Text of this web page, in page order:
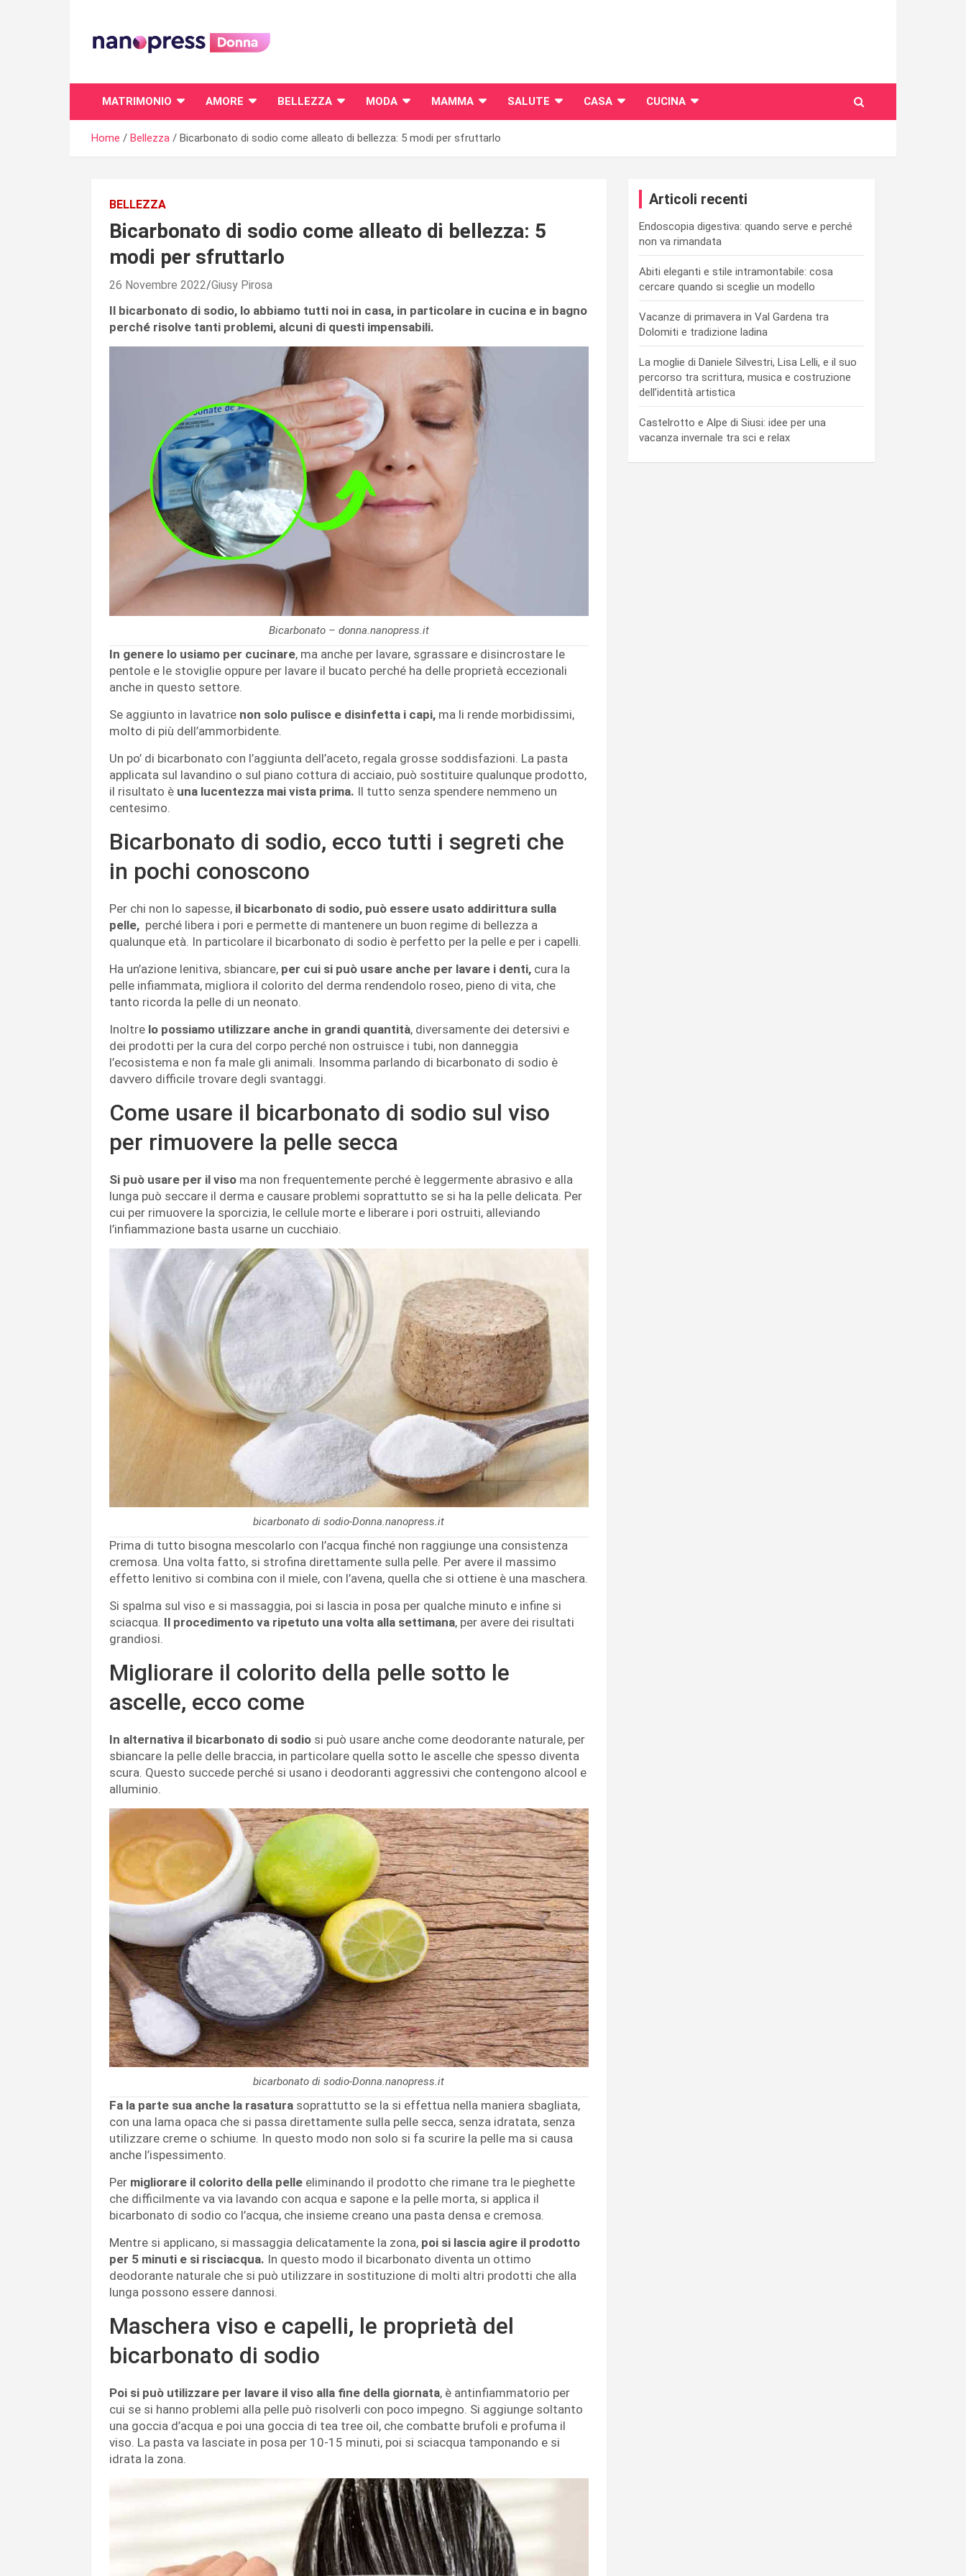
content
MATRIMONIO AMORE BELLEZZA MODA MAMMA SALUTE CASA CUCINA
Home Bellezza Bicarbonato di sodio come alleato di bellezza: 5 modi per sfruttarlo
BELLEZZA
Bicarbonato di sodio come alleato di bellezza: 5
modi per sfruttarlo
26 Novembre 2022 Giusy Pirosa
Il bicarbonato di sodio, lo abbiamo tutti noi in casa, in particolare in cucina e in bagno
perché risolve tanti problemi, alcuni di questi impensabili.
Bicarbonato – donna.nanopress.it
In genere lo usiamo per cucinare, ma anche per lavare, sgrassare e disincrostare le
pentole e le stoviglie oppure per lavare il bucato perché ha delle proprietà eccezionali
anche in questo settore.
Se aggiunto in lavatrice non solo pulisce e disinfetta i capi, ma li rende morbidissimi,
molto di più dell’ammorbidente.
Un po’ di bicarbonato con l’aggiunta dell’aceto, regala grosse soddisfazioni. La pasta
applicata sul lavandino o sul piano cottura di acciaio, può sostituire qualunque prodotto,
il risultato è una lucentezza mai vista prima. Il tutto senza spendere nemmeno un
centesimo.
Bicarbonato di sodio, ecco tutti i segreti che
in pochi conoscono
Per chi non lo sapesse, il bicarbonato di sodio, può essere usato addirittura sulla
pelle, perché libera i pori e permette di mantenere un buon regime di bellezza a
qualunque età. In particolare il bicarbonato di sodio è perfetto per la pelle e per i capelli.
Ha un’azione lenitiva, sbiancare, per cui si può usare anche per lavare i denti, cura la
pelle infiammata, migliora il colorito del derma rendendolo roseo, pieno di vita, che
tanto ricorda la pelle di un neonato.
Inoltre lo possiamo utilizzare anche in grandi quantità, diversamente dei detersivi e
dei prodotti per la cura del corpo perché non ostruisce i tubi, non danneggia
l’ecosistema e non fa male gli animali. Insomma parlando di bicarbonato di sodio è
davvero difficile trovare degli svantaggi.
Come usare il bicarbonato di sodio sul viso
per rimuovere la pelle secca
Si può usare per il viso ma non frequentemente perché è leggermente abrasivo e alla
lunga può seccare il derma e causare problemi soprattutto se si ha la pelle delicata. Per
cui per rimuovere la sporcizia, le cellule morte e liberare i pori ostruiti, alleviando
l’infiammazione basta usarne un cucchiaio.
bicarbonato di sodio-Donna.nanopress.it
Prima di tutto bisogna mescolarlo con l’acqua finché non raggiunge una consistenza
cremosa. Una volta fatto, si strofina direttamente sulla pelle. Per avere il massimo
effetto lenitivo si combina con il miele, con l’avena, quella che si ottiene è una maschera.
Si spalma sul viso e si massaggia, poi si lascia in posa per qualche minuto e infine si
sciacqua. Il procedimento va ripetuto una volta alla settimana, per avere dei risultati
grandiosi.
Migliorare il colorito della pelle sotto le
ascelle, ecco come
In alternativa il bicarbonato di sodio si può usare anche come deodorante naturale, per
sbiancare la pelle delle braccia, in particolare quella sotto le ascelle che spesso diventa
scura. Questo succede perché si usano i deodoranti aggressivi che contengono alcool e
alluminio.
bicarbonato di sodio-Donna.nanopress.it
Fa la parte sua anche la rasatura soprattutto se la si effettua nella maniera sbagliata,
con una lama opaca che si passa direttamente sulla pelle secca, senza idratata, senza
utilizzare creme o schiume. In questo modo non solo si fa scurire la pelle ma si causa
anche l’ispessimento.
Per migliorare il colorito della pelle eliminando il prodotto che rimane tra le pieghette
che difficilmente va via lavando con acqua e sapone e la pelle morta, si applica il
bicarbonato di sodio co l’acqua, che insieme creano una pasta densa e cremosa.
Mentre si applicano, si massaggia delicatamente la zona, poi si lascia agire il prodotto
per 5 minuti e si risciacqua. In questo modo il bicarbonato diventa un ottimo
deodorante naturale che si può utilizzare in sostituzione di molti altri prodotti che alla
lunga possono essere dannosi.
Maschera viso e capelli, le proprietà del
bicarbonato di sodio
Poi si può utilizzare per lavare il viso alla fine della giornata, è antinfiammatorio per
cui se si hanno problemi alla pelle può risolverli con poco impegno. Si aggiunge soltanto
una goccia d’acqua e poi una goccia di tea tree oil, che combatte brufoli e profuma il
viso. La pasta va lasciate in posa per 10-15 minuti, poi si sciacqua tamponando e si
idrata la zona.
Articoli recenti
Endoscopia digestiva: quando serve e perché
non va rimandata
Abiti eleganti e stile intramontabile: cosa
cercare quando si sceglie un modello
Vacanze di primavera in Val Gardena tra
Dolomiti e tradizione ladina
La moglie di Daniele Silvestri, Lisa Lelli, e il suo
percorso tra scrittura, musica e costruzione
dell’identità artistica
Castelrotto e Alpe di Siusi: idee per una
vacanza invernale tra sci e relax